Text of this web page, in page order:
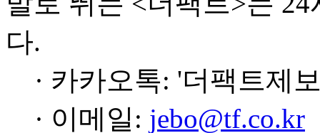
다.
· 카카오톡: '더팩트제
· 이메일: jebo@tf.co.kr